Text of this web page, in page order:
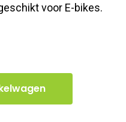
voor E-bikes.